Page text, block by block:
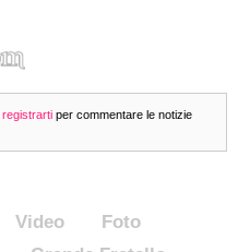
registrarti per commentare le notizie
Video
Foto